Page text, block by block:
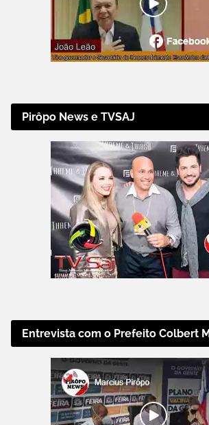
Pirôpo News e TVSAJ
Entrevista com o Prefeito Colbert